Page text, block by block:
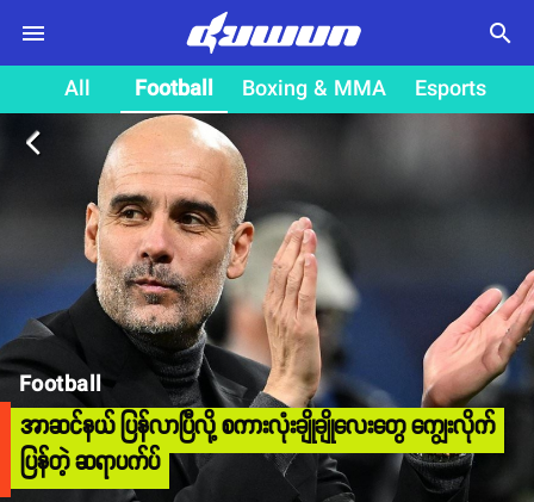
search
All Football Boxing & MMA Esports
arrow_back_ios
Football
အာဆင်နယ် ပြန်လာပြီလို့ စကားလုံးချိုချိုလေးတွေ ကျွေးလိုက်
ပြန်တဲ့ ဆရာပက်ပ်